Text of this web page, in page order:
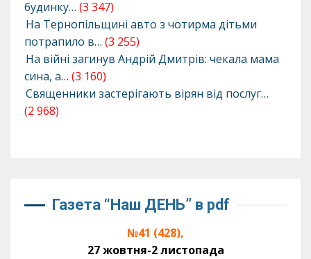
будинку… (3 347)
На Тернопільщині авто з чотирма дітьми
потрапило в… (3 255)
На війні загинув Андрій Дмитрів: чекала мама
сина, а… (3 160)
Священники застерігають вірян від послуг…
(2 968)
Газета “Наш ДЕНЬ” в pdf
№41 (428),
27 жовтня-2 листопада